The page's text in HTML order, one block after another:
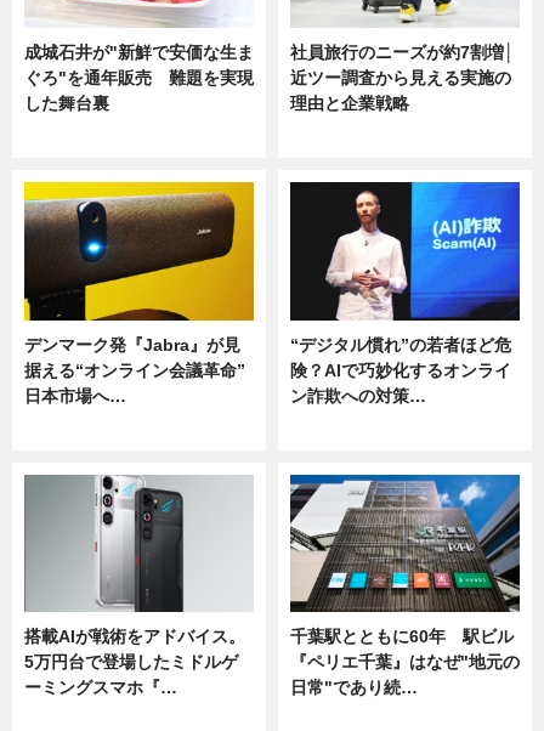
成城石井が"新鮮で安価な生ま
ぐろ"を通年販売 難題を実現
した舞台裏
社員旅行のニーズが約7割増│
近ツー調査から見える実施の
理由と企業戦略
デンマーク発『Jabra』が見
据える“オンライン会議革命”
日本市場へ…
“デジタル慣れ”の若者ほど危
険？AIで巧妙化するオンライ
ン詐欺への対策…
搭載AIが戦術をアドバイス。
5万円台で登場したミドルゲ
ーミングスマホ『…
千葉駅とともに60年 駅ビル
『ペリエ千葉』はなぜ"地元の
日常"であり続…